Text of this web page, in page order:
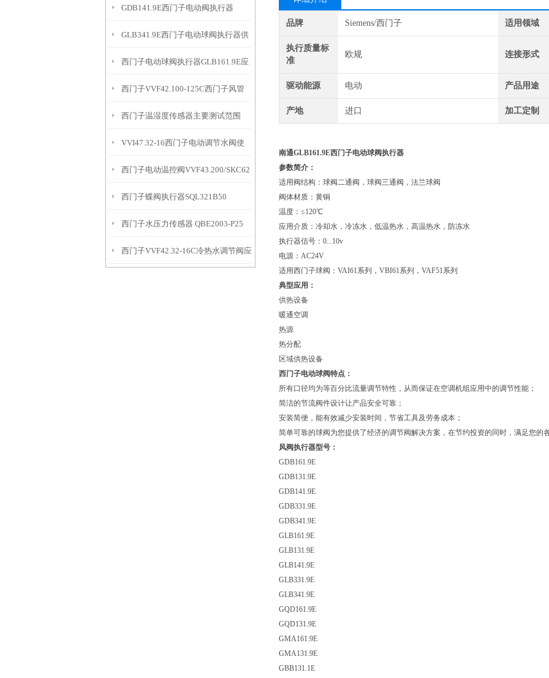
GDB141.9E西门子电动阀执行器
GLB341.9E西门子电动球阀执行器供
应深圳
西门子电动球阀执行器GLB161.9E应
用
西门子VVF42.100-125C西门子风管
温度变送器图片
西门子温湿度传感器主要测试范围
VVI47.32-16西门子电动调节水阀使
用
西门子电动温控阀VVF43.200/SKC62
供内蒙古包头
西门子蝶阀执行器SQL321B50
西门子水压力传感器 QBE2003-P25
西门子VVF42.32-16C冷热水调节阀应
品牌 Siemens/西门子 适用领域
执行质量标
准
欧规 连接形式
驱动能源 电动 产品用途
产地 进口 加工定制
南通GLB161.9E西门子电动球阀执行器
参数简介：
适用阀结构：球阀二通阀，球阀三通阀，法兰球阀
阀体材质：黄铜
温度：≤120℃
应用介质：冷却水，冷冻水，低温热水，高温热水，防冻水
执行器信号：0...10v
电源：AC24V
适用西门子球阀：VAI61系列，VBI61系列，VAF51系列
典型应用：
供热设备
暖通空调
热源
热分配
区域供热设备
西门子电动球阀特点：
所有口径均为等百分比流量调节特性，从而保证在空调机组应用中的调节性能；
简洁的节流阀件设计让产品安全可靠；
安装简便，能有效减少安装时间，节省工具及劳务成本；
简单可靠的球阀为您提供了经济的调节阀解决方案，在节约投资的同时，满足您的
风阀执行器型号：
GDB161.9E
GDB131.9E
GDB141.9E
GDB331.9E
GDB341.9E
GLB161.9E
GLB131.9E
GLB141.9E
GLB331.9E
GLB341.9E
GQD161.9E
GQD131.9E
GMA161.9E
GMA131.9E
GBB131.1E